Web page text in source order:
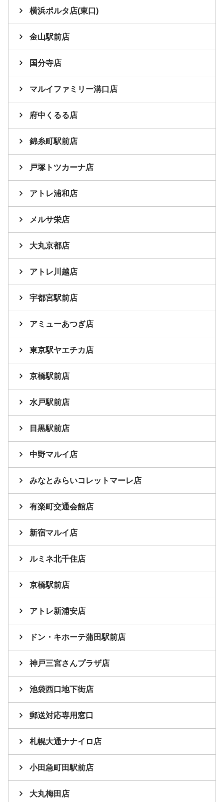
横浜ポルタ店(東口)
金山駅前店
国分寺店
マルイファミリー溝口店
府中くるる店
錦糸町駅前店
戸塚トツカーナ店
アトレ浦和店
メルサ栄店
大丸京都店
アトレ川越店
宇都宮駅前店
アミューあつぎ店
東京駅ヤエチカ店
京橋駅前店
水戸駅前店
目黒駅前店
中野マルイ店
みなとみらいコレットマーレ店
有楽町交通会館店
新宿マルイ店
ルミネ北千住店
京橋駅前店
アトレ新浦安店
ドン・キホーテ蒲田駅前店
神戸三宮さんプラザ店
池袋西口地下街店
郵送対応専用窓口
札幌大通ナナイロ店
小田急町田駅前店
大丸梅田店